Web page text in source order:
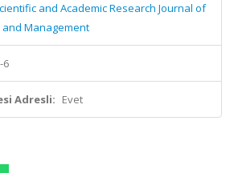
and Academic Research Journal of
and Management
6
Adresli: Evet